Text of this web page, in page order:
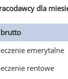
dla
emerytalne
rentowe